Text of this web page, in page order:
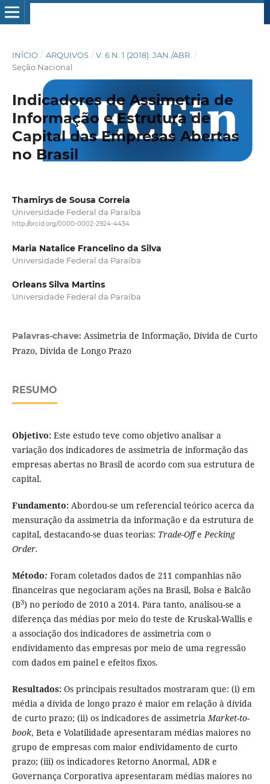
INÍCIO / ARQUIVOS / V. 6 N. 1 (2018): JAN./ABR. /
Seção Nacional
Indicadores de Assimetria de
Informação e Estrutura de
Capital das Empresas Abertas
no Brasil
Thamirys de Sousa Correia
Universidade Federal da Paraíba
http://orcid.org/0000-0002-2924-4434
Maria Natalice Francelino da Silva
Universidade Federal da Paraíba
Orleans Silva Martins
Universidade Federal da Paraíba
Palavras-chave: Assimetria de Informação, Dívida de Curto
Prazo, Dívida de Longo Prazo
RESUMO
Objetivo: Este estudo teve como objetivo analisar a
variação dos indicadores de assimetria de informação das
empresas abertas no Brasil de acordo com sua estrutura de
capital.
Fundamento: Abordou-se um referencial teórico acerca da
mensuração da assimetria da informação e da estrutura de
capital, destacando-se duas teorias: Trade-OffePecking
Order.
Método: Foram coletados dados de 211 companhias não
financeiras que negociaram ações na Brasil, Bolsa e Balcão
(B3) no período de 2010 a 2014. Para tanto, analisou-se a
diferença das médias por meio do teste de Kruskal-Wallis e
a associação dos indicadores de assimetria com o
endividamento das empresas por meio de uma regressão
com dados em painel e efeitos fixos.
Resultados: Os principais resultados mostraram que: (i) em
média a dívida de longo prazo é maior em relação à dívida
de curto prazo; (ii) os indicadores de assimetriaMarket-to-
book, Beta e Volatilidade apresentaram médias maiores no
grupo de empresas com maior endividamento de curto
prazo; (iii) os indicadores Retorno Anormal, ADR e
Governança Corporativa apresentaram médias maiores no